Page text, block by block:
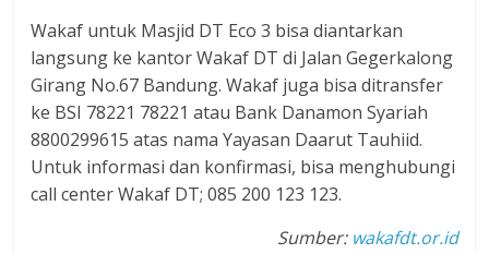
Wakaf untuk Masjid DT Eco 3 bisa diantarkan
langsung ke kantor Wakaf DT di Jalan Gegerkalong
Girang No.67 Bandung. Wakaf juga bisa ditransfer
ke BSI 78221 78221 atau Bank Danamon Syariah
8800299615 atas nama Yayasan Daarut Tauhiid.
Untuk informasi dan konfirmasi, bisa menghubungi
call center Wakaf DT; 085 200 123 123.
Sumber: wakafdt.or.id